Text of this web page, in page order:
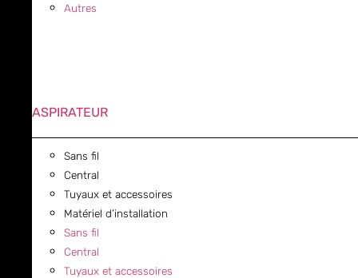
Autres
ASPIRATEUR
Sans fil
Central
Tuyaux et accessoires
Matériel d’installation
Sans fil
Central
Tuyaux et accessoires